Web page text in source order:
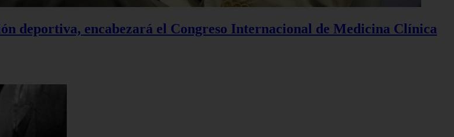
deportiva, encabezará el Congreso Internacional de Medicina Clínica